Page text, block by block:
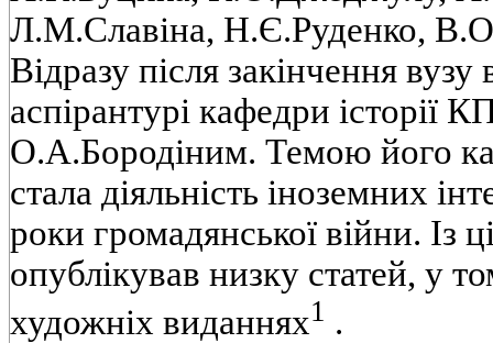
Л.М.Славiна, Н.Є.Руденко,
Вiдразу пiсля закiнчення вузу
аспiрантурi кафедри iсторiї
О.А.Бородiним. Темою його
стала дiяльнiсть iноземних
роки громадянської вiйни. Iз
опублiкував низку статей, у
художнiх виданнях1 .